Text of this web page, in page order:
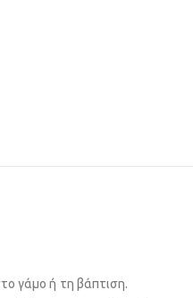
γάμο ή τη βάπτιση.